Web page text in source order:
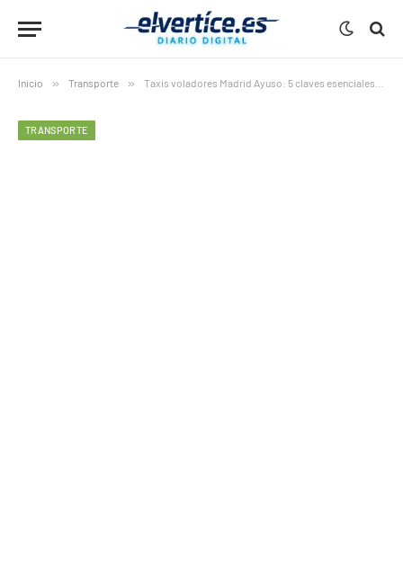
Inicio » Transporte » Taxis voladores Madrid Ayuso: 5 claves esenciales del ambicioso proyecto de Boeing que revoluciona la movilidad aérea
TRANSPORTE